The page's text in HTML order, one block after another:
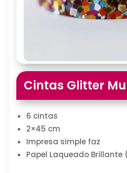
Cintas Glitter
6 cintas
2×45 cm
Impresa simple faz
Papel Laqueado Brillante